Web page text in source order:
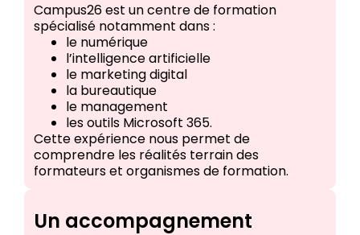
Campus26 est un centre de formation
spécialisé notamment dans :
le numérique
l’intelligence artificielle
le marketing digital
la bureautique
le management
les outils Microsoft 365.
Cette expérience nous permet de
comprendre les réalités terrain des
formateurs et organismes de formation.
Un accompagnement